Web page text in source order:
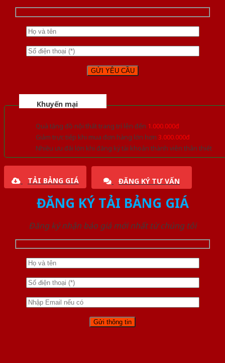
Khuyến mại
Quà tặng đồ nội thất trang trí lên đến 1.000.000đ
Giảm trực tiếp khi mua đơn hàng lớn hơn 3.000.000đ
Nhiều ưu đãi lớn khi đăng ký tài khoản thành viên thân thiết
TẢI BẢNG GIÁ ĐĂNG KÝ TƯ VẤN
ĐĂNG KÝ TẢI BẢNG GIÁ
Đăng ký nhận báo giá mới nhất từ chúng tôi